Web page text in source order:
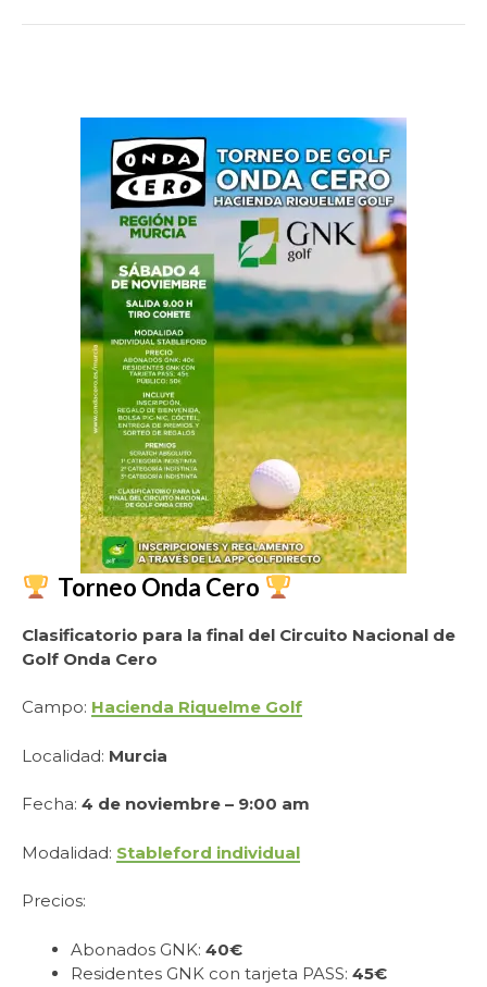
Torneo Onda Cero
Clasificatorio para la final del Circuito Nacional de
Golf Onda Cero
Campo: Hacienda Riquelme Golf
Localidad: Murcia
Fecha: 4 de noviembre – 9:00 am
Modalidad: Stableford individual
Precios:
Abonados GNK: 40€
Residentes GNK con tarjeta PASS: 45€